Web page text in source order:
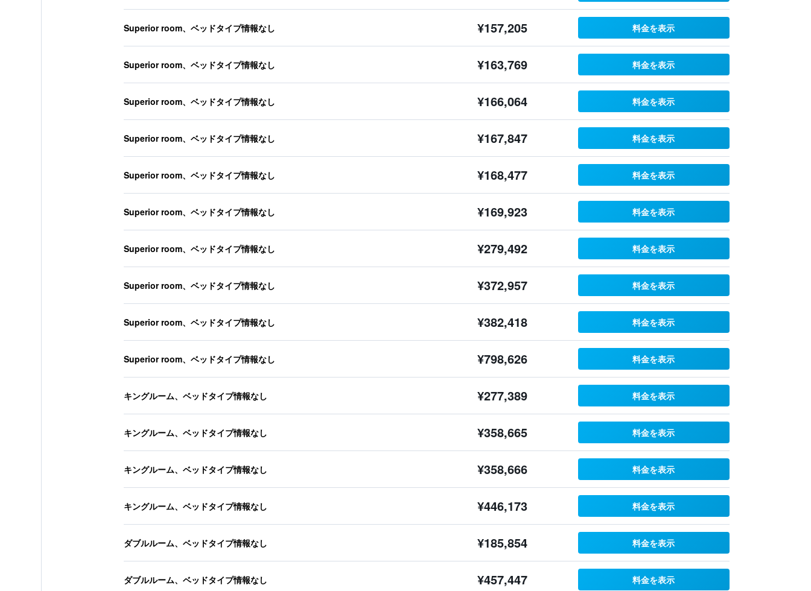
Superior room、ベッドタイプ情報なし ¥157,205 料金を表示
Superior room、ベッドタイプ情報なし ¥163,769 料金を表示
Superior room、ベッドタイプ情報なし ¥166,064 料金を表示
Superior room、ベッドタイプ情報なし ¥167,847 料金を表示
Superior room、ベッドタイプ情報なし ¥168,477 料金を表示
Superior room、ベッドタイプ情報なし ¥169,923 料金を表示
Superior room、ベッドタイプ情報なし ¥279,492 料金を表示
Superior room、ベッドタイプ情報なし ¥372,957 料金を表示
Superior room、ベッドタイプ情報なし ¥382,418 料金を表示
Superior room、ベッドタイプ情報なし ¥798,626 料金を表示
キングルーム、ベッドタイプ情報なし ¥277,389 料金を表示
キングルーム、ベッドタイプ情報なし ¥358,665 料金を表示
キングルーム、ベッドタイプ情報なし ¥358,666 料金を表示
キングルーム、ベッドタイプ情報なし ¥446,173 料金を表示
ダブルルーム、ベッドタイプ情報なし ¥185,854 料金を表示
ダブルルーム、ベッドタイプ情報なし ¥457,447 料金を表示